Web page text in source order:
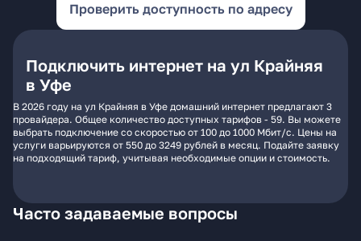
Проверить доступность по адресу
Подключить интернет на ул Крайняя
в Уфе
В 2026 году на ул Крайняя в Уфе домашний интернет предлагают 3
провайдера. Общее количество доступных тарифов - 59. Вы можете
выбрать подключение со скоростью от 100 до 1000 Мбит/с. Цены на
услуги варьируются от 550 до 3249 рублей в месяц. Подайте заявку
на подходящий тариф, учитывая необходимые опции и стоимость.
Часто задаваемые вопросы